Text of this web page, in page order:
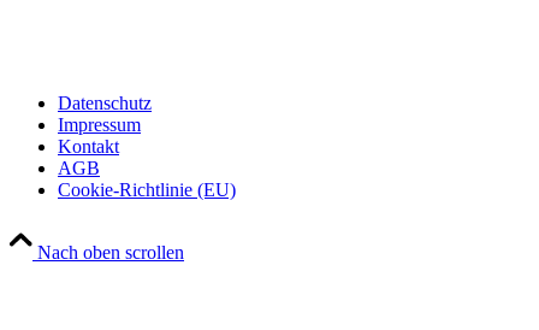
Datenschutz
Impressum
Kontakt
AGB
Cookie-Richtlinie (EU)
Nach oben scrollen